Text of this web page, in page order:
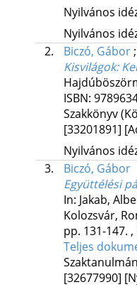
Nyilvános
Nyilvános
2.
Biczó, Gábor;
Kisvilágok:
ISBN:
Szakkönyv
[33201891]
Nyilvános
3.
Biczó, Gábor
Együttélési
In: Jakab,
Kolozsvár,
pp. 131-147. ,
Teljes
[32677990]